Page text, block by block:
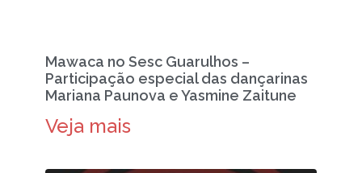
Mawaca no Sesc Guarulhos –
Participação especial das dançarinas
Mariana Paunova e Yasmine Zaitune
Veja mais